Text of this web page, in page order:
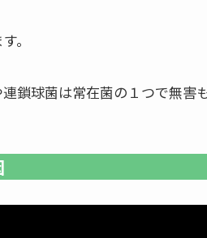
。
鎖球菌は常在菌の１つで無害